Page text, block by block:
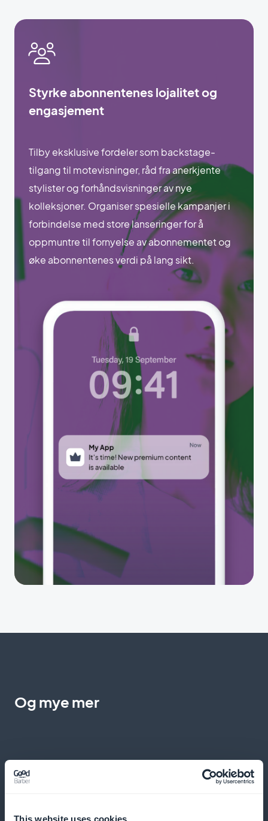
This website uses cookies
Styrke abonnentenes lojalitet og
engasjement
Tilby eksklusive fordeler som backstage-
tilgang til motevisninger, råd fra anerkjente
stylister og forhåndsvisninger av nye
kolleksjoner. Organiser spesielle kampanjer i
forbindelse med store lanseringer for å
oppmuntre til fornyelse av abonnementet og
øke abonnentenes verdi på lang sikt.
Og mye mer
Detaljerte analyser for en optimalisert